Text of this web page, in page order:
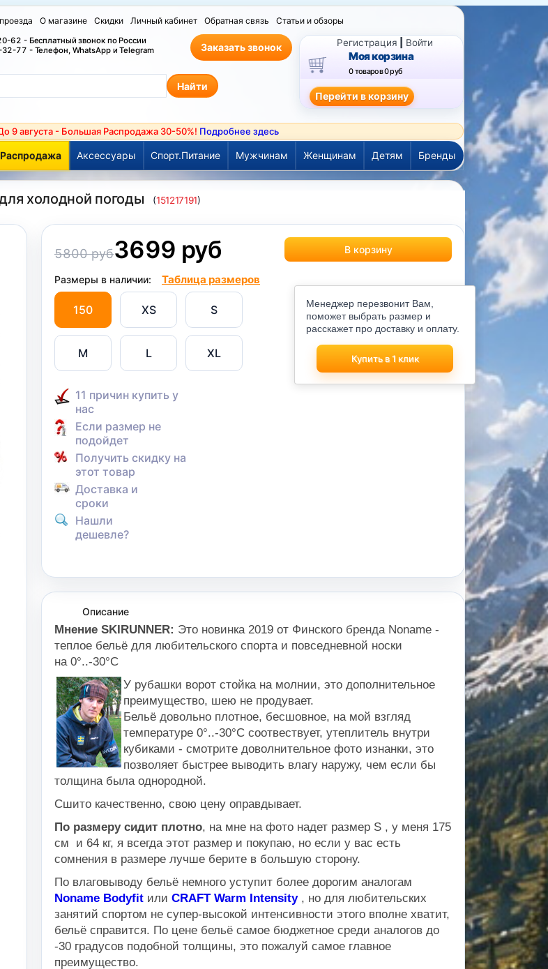
О магазине Скидки Личный кабинет Обратная связь Статьи и обзоры
62 - Бесплатный звонок по России
77 - Телефон, WhatsApp и Telegram
Заказать звонок Регистрация Войти
Моя корзина
0 товаров0 руб
9 августа - Большая Распродажа 30-50%! Подробнее здесь
Распродажа Аксессуары Спорт.Питание Мужчинам Женщинам Детям Бренды
холодной погоды (151217191)
5800 руб3699 руб
Размеры в наличии: Таблица размеров
150 XS S
M L XL
11 причин купить у
нас
Если размер не
подойдет
Получить скидку на
этот товар
Доставка и
сроки
Нашли
дешевле?
Менеджер перезвонит Вам,
поможет выбрать размер и
расскажет про доставку и оплату.
Купить в 1 клик
Описание
Мнение SKIRUNNER: Это новинка 2019 от Финского бренда Noname -
теплое бельё для любительского спорта и повседневной носки
на 0°..-30°С
У рубашки ворот стойка на молнии, это дополнительное
преимущество, шею не продувает.
Бельё довольно плотное, бесшовное, на мой взгляд
температуре 0°..-30°С соотвествует, утеплитель внутри
кубиками - смотрите доволнительное фото изнанки, это
позволяет быстрее выводить влагу наружу, чем если бы
толщина была однородной.
Сшито качественно, свою цену оправдывает.
По размеру сидит плотно, на мне на фото надет размер S , у меня 175
см и 64 кг, я всегда этот размер и покупаю, но если у вас есть
сомнения в размере лучше берите в большую сторону.
По влаговыводу бельё немного уступит более дорогим аналогам
Noname Bodyfit или CRAFT Warm Intensity, но для любительских
занятий спортом не супер-высокой интенсивности этого вполне хватит,
бельё справится. По цене бельё самое бюджетное среди аналогов до
-30 градусов подобной толщины, это пожалуй самое главное
преимущество.